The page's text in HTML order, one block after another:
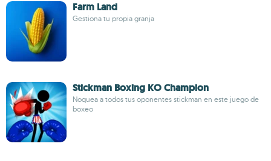
Farm Land
Gestiona tu propia granja
Stickman Boxing KO Champion
Noquea a todos tus oponentes stickman en este juego de
boxeo